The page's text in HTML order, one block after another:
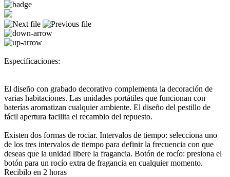
Especificaciones:
El diseño con grabado decorativo complementa la decoración de
varias habitaciones. Las unidades portátiles que funcionan con
baterías aromatizan cualquier ambiente. El diseño del pestillo de
fácil apertura facilita el recambio del repuesto.
Existen dos formas de rociar. Intervalos de tiempo: selecciona uno
de los tres intervalos de tiempo para definir la frecuencia con que
deseas que la unidad libere la fragancia. Botón de rocío: presiona el
botón para un rocío extra de fragancia en cualquier momento.
Recibilo en 2 horas